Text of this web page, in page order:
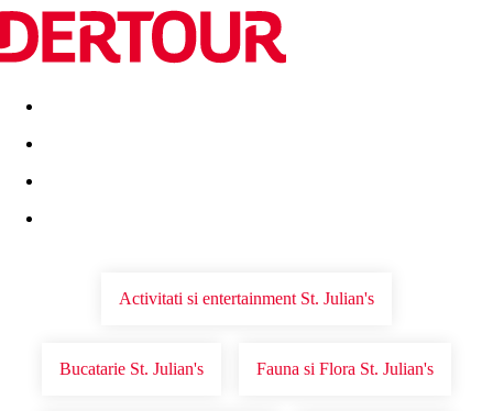
Destinatii Vacanta perfecta OFERTE DE NERATAT
Activitati si entertainment St. Julian's
Bucatarie St. Julian's Fauna si Flora St. Julian's